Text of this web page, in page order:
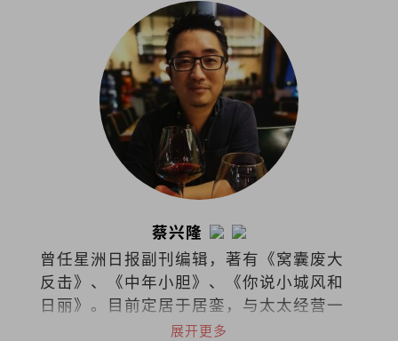
蔡兴隆
曾任星洲日报副刊编辑，著有《窝囊废大
反击》、《中年小胆》、《你说小城风和
日丽》。目前定居于居銮，与太太经营一
家名为On The Road的咖啡馆，偶尔和伙
展开更多